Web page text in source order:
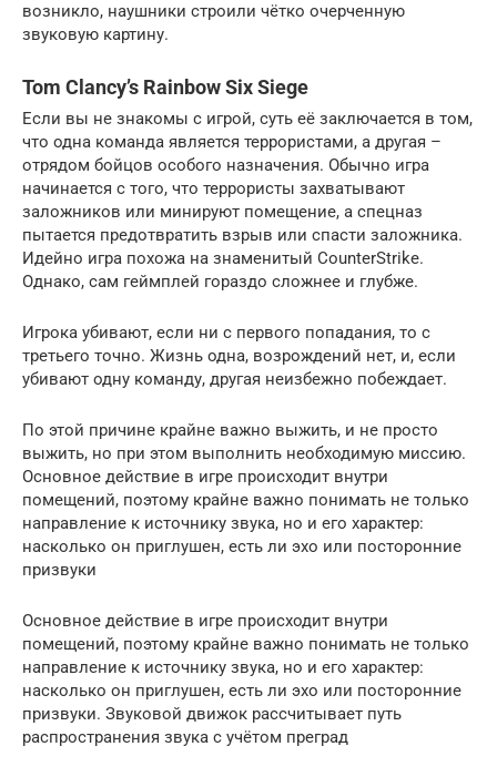
возникло, наушники строили чётко очерченную
звуковую картину.
Tom Clancy’s Rainbow Six Siege
Если вы не знакомы с игрой, суть её заключается в том,
что одна команда является террористами, а другая –
отрядом бойцов особого назначения. Обычно игра
начинается с того, что террористы захватывают
заложников или минируют помещение, а спецназ
пытается предотвратить взрыв или спасти заложника.
Идейно игра похожа на знаменитый CounterStrike.
Однако, сам геймплей гораздо сложнее и глубже.
Игрока убивают, если ни с первого попадания, то с
третьего точно. Жизнь одна, возрождений нет, и, если
убивают одну команду, другая неизбежно побеждает.
По этой причине крайне важно выжить, и не просто
выжить, но при этом выполнить необходимую миссию.
Основное действие в игре происходит внутри
помещений, поэтому крайне важно понимать не только
направление к источнику звука, но и его характер:
насколько он приглушен, есть ли эхо или посторонние
призвуки
Основное действие в игре происходит внутри
помещений, поэтому крайне важно понимать не только
направление к источнику звука, но и его характер:
насколько он приглушен, есть ли эхо или посторонние
призвуки. Звуковой движок рассчитывает путь
распространения звука с учётом преград